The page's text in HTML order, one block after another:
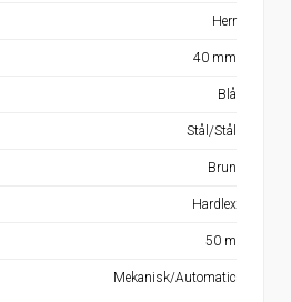
Herr
40 mm
Blå
Stål/Stål
Brun
Hardlex
50 m
Mekanisk/Automatic